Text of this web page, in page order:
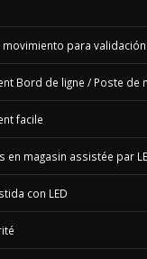
movimiento para
Bord de ligne / Poste de
facile
en magasin assistée par
con LED